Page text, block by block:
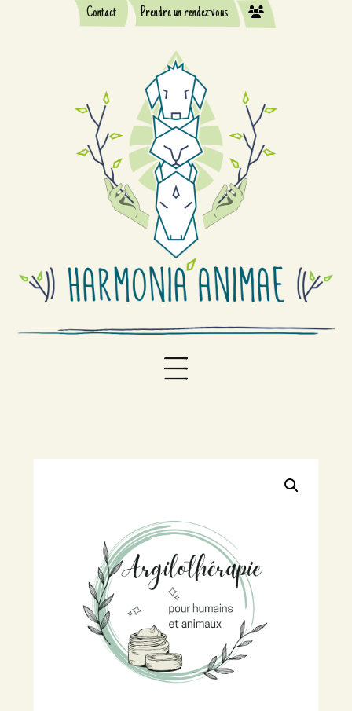
Contact Prendre un rendez-vous